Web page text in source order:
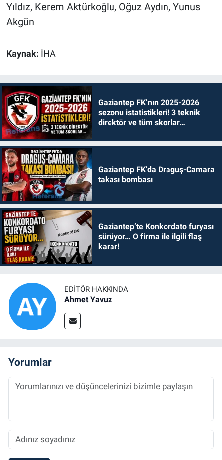
Yıldız, Kerem Aktürkoğlu, Oğuz Aydın, Yunus
Akgün
Kaynak: İHA
Gaziantep FK’nın 2025-2026
sezonu istatistikleri! 3 teknik
direktör ve tüm skorlar…
Gaziantep FK’da Draguş-Camara
takası bombası
Gaziantep’te Konkordato furyası
sürüyor… O firma ile ilgili flaş
karar!
EDITÖR HAKKINDA
Ahmet Yavuz
Yorumlar